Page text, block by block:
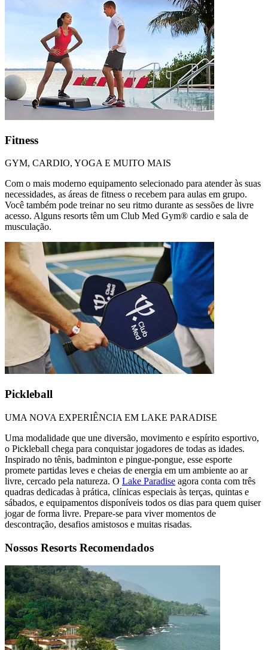
Fitness
GYM, CARDIO, YOGA E MUITO MAIS
Com o mais moderno equipamento selecionado para atender às suas
necessidades, as áreas de fitness o recebem para aulas em grupo.
Você também pode treinar no seu ritmo durante as sessões de livre
acesso. Alguns resorts têm um Club Med Gym® cardio e sala de
musculação.
Pickleball
UMA NOVA EXPERIÊNCIA EM LAKE PARADISE
Uma modalidade que une diversão, movimento e espírito esportivo,
o Pickleball chega para conquistar jogadores de todas as idades.
Inspirado no tênis, badminton e pingue-pongue, esse esporte
promete partidas leves e cheias de energia em um ambiente ao ar
livre, cercado pela natureza. O Lake Paradise agora conta com três
quadras dedicadas à prática, clínicas especiais às terças, quintas e
sábados, e equipamentos disponíveis todos os dias para quem quiser
jogar de forma livre. Prepare-se para viver momentos de
descontração, desafios amistosos e muitas risadas.
Nossos Resorts Recomendados